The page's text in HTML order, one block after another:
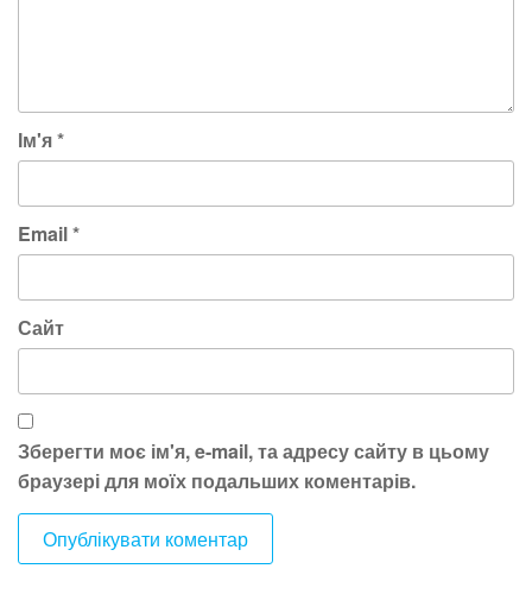
Ім'я*
Email*
Сайт
Зберегти моє ім'я, e-mail, та адресу сайту в цьому
браузері для моїх подальших коментарів.